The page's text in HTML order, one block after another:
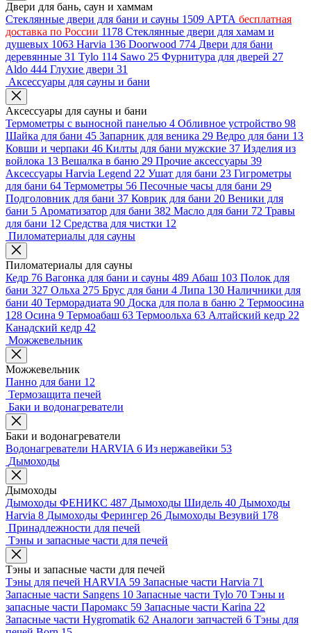
Двери для бань, саун и хаммам
Стеклянные двери для бани и сауны 1509 АРТА бесплатная
доставка по России 1178 Стеклянные двери для хамам и
душевых 1063 Harvia 136 Doorwood 774 Двери для бани
деревянные 31 Tylo 114 Sawo 25 Фурнитура для дверей 27
Aldo 444 Глухие двери 31
Аксессуары для сауны и бани
Аксессуары для сауны и бани
Термометры с выносной панелью 4 Обливное устройство 98
Шайка для бани 45 Запарник для веника 29 Ведро для бани 13
Ковши и черпаки 46 Килты для бани мужские 37 Изделия из
войлока 13 Вешалка в баню 29 Прочие аксессуары 39
Аксессуары Harvia Legend 22 Ушат для бани 23 Гигрометры
для бани 64 Термометры 56 Песочные часы для бани 29
Подголовник для бани 37 Коврик для бани 20 Веники для
бани 5 Ароматизатор для бани 382 Масло для бани 72 Травы
для бани 12 Средства для чистки 12
Пиломатериалы для сауны
Пиломатериалы для сауны
Кедр 76 Вагонка для бани и сауны 489 Абаш 103 Полок для
бани 327 Ольха 275 Брус для бани 4 Липа 130 Наличники для
бани 40 Терморадиата 90 Доска для пола в баню 2 Термоосина
128 Осина 9 Термоабаш 63 Термоольха 63 Алтайский кедр 22
Канадский кедр 42
Можжевельник
Можжевельник
Панно для бани 12
Термозащита печей
Баки и водонагреватели
Баки и водонагреватели
Водонагреватели HARVIA 6 Из нержавейки 53
Дымоходы
Дымоходы
Дымоходы ФЕНИКС 487 Дымоходы Шидель 40 Дымоходы
Harvia 8 Дымоходы Ферингер 26 Дымоходы Везувий 178
Принадлежности для печей
Тэны и запасные части для печей
Тэны и запасные части для печей
Тэны для печей HARVIA 59 Запасные части Harvia 71
Запасные части Sangens 10 Запасные части Tylo 70 Тэны и
запасные части Паромакс 59 Запасные части Karina 22
Запасные части Hygromatik 62 Аналоги запчастей 6 Тэны для